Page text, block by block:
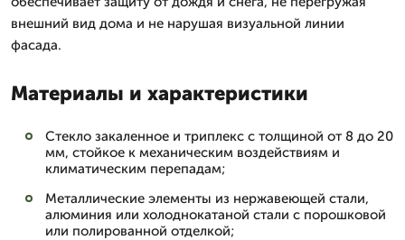
внешний вид дома и не нарушая визуальной линии
фасада.
Материалы и характеристики
Стекло закаленное и триплекс с толщиной от 8 до 20
мм, стойкое к механическим воздействиям и
климатическим перепадам;
Металлические элементы из нержавеющей стали,
алюминия или холоднокатаной стали с порошковой
или полированной отделкой;